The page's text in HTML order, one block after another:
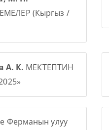
(Кыргыз /
А. К. МЕКТЕПТИН
Ферманын улуу